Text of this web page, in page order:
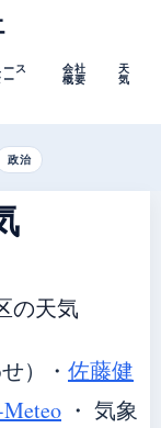
ース
ー
会社
概要
天
気
政治
の天気
） ・ 佐藤健
・ 気象